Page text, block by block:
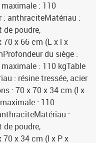
: 110
: anthraciteMatériau :
de poudre,
x 66 cm (L x l x
du siège :
: 110 kgTable
: résine tressée, acier
: 70 x 70 x 34 cm (l x
: 110
:
de poudre,
x 34 cm (l x P x